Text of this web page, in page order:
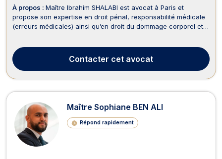
À propos : Maître Ibrahim SHALABI est avocat à Paris et
propose son expertise en droit pénal, responsabilité médicale
(erreurs médicales) ainsi qu’en droit du dommage corporel et
devant les juridictions répressive...
Contacter cet avocat
Maître Sophiane BEN ALI
Répond rapidement